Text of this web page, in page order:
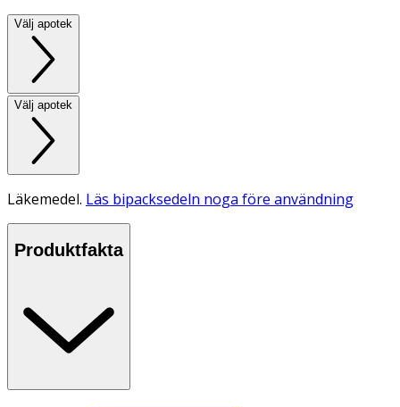
Välj apotek
Välj apotek
Läkemedel. Läs bipacksedeln noga före användning
Produktfakta